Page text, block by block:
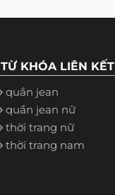
TỪ KHÓA LIÊN KẾT
quần jean
quần jean nữ
thời trang nữ
thời trang nam